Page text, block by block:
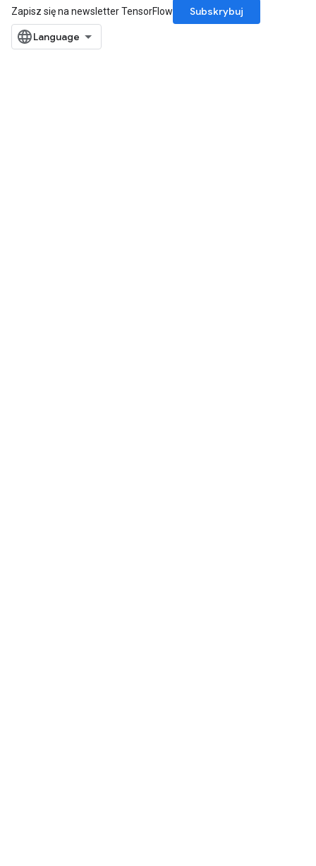
Zapisz się na newsletter TensorFlow
Subskrybuj